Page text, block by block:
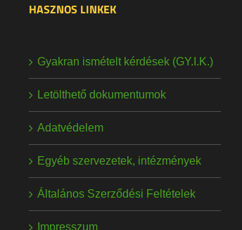
HASZNOS LINKEK
Gyakran ismételt kérdések (GY.I.K.)
Letölthető dokumentumok
Adatvédelem
Egyéb szervezetek, intézmények
Általános Szerződési Feltételek
Impresszum